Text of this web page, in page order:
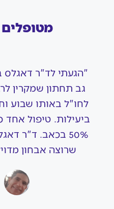
"הגעתי לד"ר
גב תחתון שמקרין
לחו"ל באותו שבוע
ביעילות. טיפול
50% בכאב. ד"ר
שרוצה אבחון